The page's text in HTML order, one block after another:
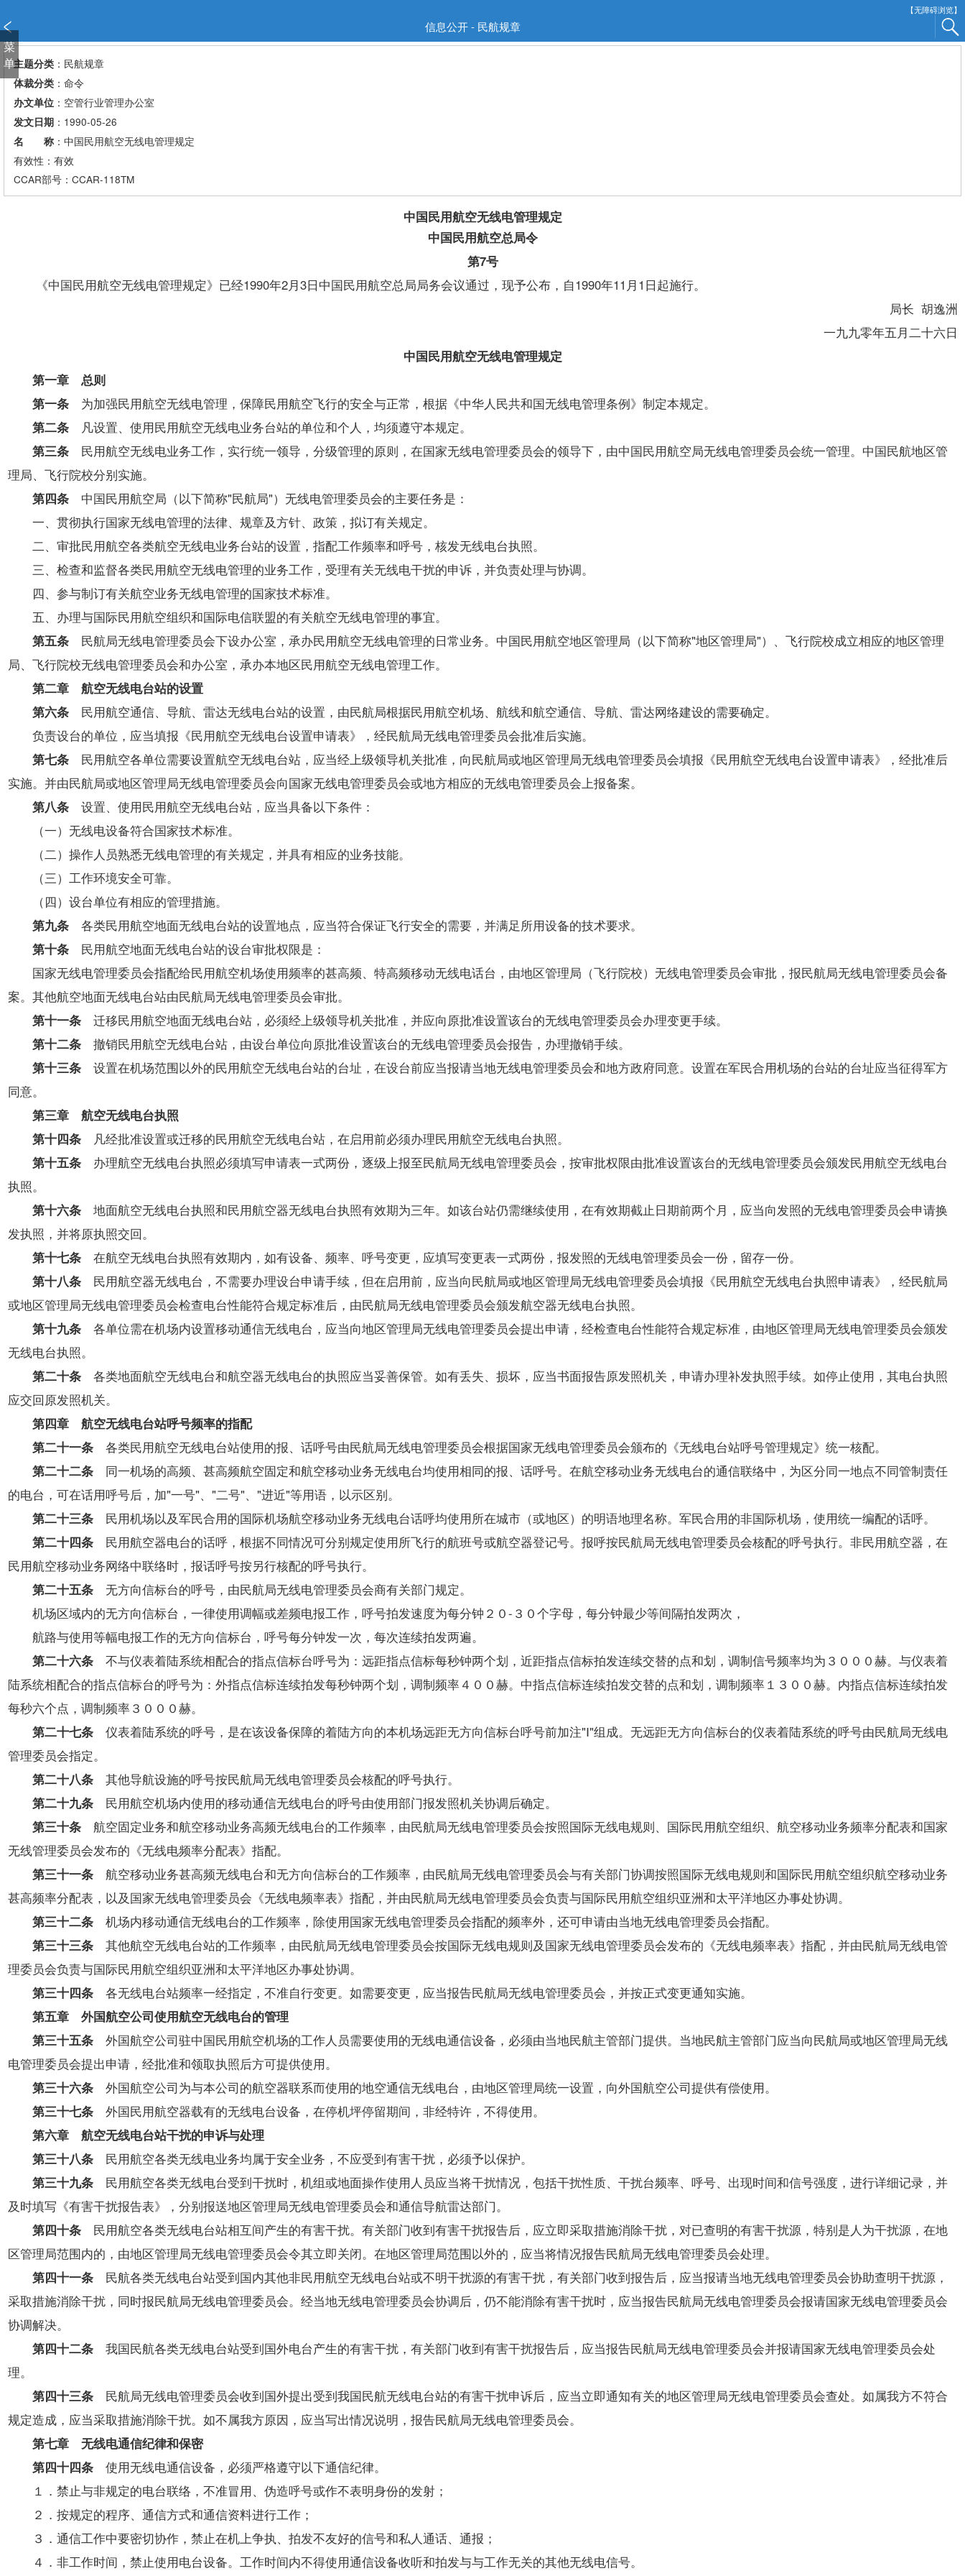
【无障碍浏览】
信息公开 - 民航规章
菜
单主题分类：民航规章
体裁分类：命令
办文单位：空管行业管理办公室
发文日期：1990-05-26
名 称：中国民用航空无线电管理规定
有效性：有效
CCAR部号：CCAR-118TM
中国民用航空无线电管理规定
中国民用航空总局令
第7号
《中国民用航空无线电管理规定》已经1990年2月3日中国民用航空总局局务会议通过，现予公布，自1990年11月1日起施行。
局长 胡逸洲
一九九零年五月二十六日
中国民用航空无线电管理规定
第一章 总则
第一条 为加强民用航空无线电管理，保障民用航空飞行的安全与正常，根据《中华人民共和国无线电管理条例》制定本规定。
第二条凡设置、使用民用航空无线电业务台站的单位和个人，均须遵守本规定。
第三条民用航空无线电业务工作，实行统一领导，分级管理的原则，在国家无线电管理委员会的领导下，由中国民用航空局无线电管理委员会统一管理。中国民航地区管
理局、飞行院校分别实施。
第四条中国民用航空局（以下简称"民航局"）无线电管理委员会的主要任务是：
一、贯彻执行国家无线电管理的法律、规章及方针、政策，拟订有关规定。
二、审批民用航空各类航空无线电业务台站的设置，指配工作频率和呼号，核发无线电台执照。
三、检查和监督各类民用航空无线电管理的业务工作，受理有关无线电干扰的申诉，并负责处理与协调。
四、参与制订有关航空业务无线电管理的国家技术标准。
五、办理与国际民用航空组织和国际电信联盟的有关航空无线电管理的事宜。
第五条民航局无线电管理委员会下设办公室，承办民用航空无线电管理的日常业务。中国民用航空地区管理局（以下简称"地区管理局"）、飞行院校成立相应的地区管理
局、飞行院校无线电管理委员会和办公室，承办本地区民用航空无线电管理工作。
第二章 航空无线电台站的设置
第六条民用航空通信、导航、雷达无线电台站的设置，由民航局根据民用航空机场、航线和航空通信、导航、雷达网络建设的需要确定。
负责设台的单位，应当填报《民用航空无线电台设置申请表》，经民航局无线电管理委员会批准后实施。
第七条民用航空各单位需要设置航空无线电台站，应当经上级领导机关批准，向民航局或地区管理局无线电管理委员会填报《民用航空无线电台设置申请表》，经批准后
实施。并由民航局或地区管理局无线电管理委员会向国家无线电管理委员会或地方相应的无线电管理委员会上报备案。
第八条设置、使用民用航空无线电台站，应当具备以下条件：
（一）无线电设备符合国家技术标准。
（二）操作人员熟悉无线电管理的有关规定，并具有相应的业务技能。
（三）工作环境安全可靠。
（四）设台单位有相应的管理措施。
第九条各类民用航空地面无线电台站的设置地点，应当符合保证飞行安全的需要，并满足所用设备的技术要求。
第十条民用航空地面无线电台站的设台审批权限是：
国家无线电管理委员会指配给民用航空机场使用频率的甚高频、特高频移动无线电话台，由地区管理局（飞行院校）无线电管理委员会审批，报民航局无线电管理委员会备
案。其他航空地面无线电台站由民航局无线电管理委员会审批。
第十一条迁移民用航空地面无线电台站，必须经上级领导机关批准，并应向原批准设置该台的无线电管理委员会办理变更手续。
第十二条撤销民用航空无线电台站，由设台单位向原批准设置该台的无线电管理委员会报告，办理撤销手续。
第十三条设置在机场范围以外的民用航空无线电台站的台址，在设台前应当报请当地无线电管理委员会和地方政府同意。设置在军民合用机场的台站的台址应当征得军方
同意。
第三章 航空无线电台执照
第十四条凡经批准设置或迁移的民用航空无线电台站，在启用前必须办理民用航空无线电台执照。
第十五条办理航空无线电台执照必须填写申请表一式两份，逐级上报至民航局无线电管理委员会，按审批权限由批准设置该台的无线电管理委员会颁发民用航空无线电台
执照。
第十六条地面航空无线电台执照和民用航空器无线电台执照有效期为三年。如该台站仍需继续使用，在有效期截止日期前两个月，应当向发照的无线电管理委员会申请换
发执照，并将原执照交回。
第十七条在航空无线电台执照有效期内，如有设备、频率、呼号变更，应填写变更表一式两份，报发照的无线电管理委员会一份，留存一份。
第十八条民用航空器无线电台，不需要办理设台申请手续，但在启用前，应当向民航局或地区管理局无线电管理委员会填报《民用航空无线电台执照申请表》，经民航局
或地区管理局无线电管理委员会检查电台性能符合规定标准后，由民航局无线电管理委员会颁发航空器无线电台执照。
第十九条各单位需在机场内设置移动通信无线电台，应当向地区管理局无线电管理委员会提出申请，经检查电台性能符合规定标准，由地区管理局无线电管理委员会颁发
无线电台执照。
第二十条各类地面航空无线电台和航空器无线电台的执照应当妥善保管。如有丢失、损坏，应当书面报告原发照机关，申请办理补发执照手续。如停止使用，其电台执照
应交回原发照机关。
第四章 航空无线电台站呼号频率的指配
第二十一条 各类民用航空无线电台站使用的报、话呼号由民航局无线电管理委员会根据国家无线电管理委员会颁布的《无线电台站呼号管理规定》统一核配。
第二十二条 同一机场的高频、甚高频航空固定和航空移动业务无线电台均使用相同的报、话呼号。在航空移动业务无线电台的通信联络中，为区分同一地点不同管制责任
的电台，可在话用呼号后，加"一号"、"二号"、"进近"等用语，以示区别。
第二十三条民用机场以及军民合用的国际机场航空移动业务无线电台话呼均使用所在城市（或地区）的明语地理名称。军民合用的非国际机场，使用统一编配的话呼。
第二十四条民用航空器电台的话呼，根据不同情况可分别规定使用所飞行的航班号或航空器登记号。报呼按民航局无线电管理委员会核配的呼号执行。非民用航空器，在
民用航空移动业务网络中联络时，报话呼号按另行核配的呼号执行。
第二十五条无方向信标台的呼号，由民航局无线电管理委员会商有关部门规定。
机场区域内的无方向信标台，一律使用调幅或差频电报工作，呼号拍发速度为每分钟２０-３０个字母，每分钟最少等间隔拍发两次，
航路与使用等幅电报工作的无方向信标台，呼号每分钟发一次，每次连续拍发两遍。
第二十六条不与仪表着陆系统相配合的指点信标台呼号为：远距指点信标每秒钟两个划，近距指点信标拍发连续交替的点和划，调制信号频率均为３０００赫。与仪表着
陆系统相配合的指点信标台的呼号为：外指点信标连续拍发每秒钟两个划，调制频率４００赫。中指点信标连续拍发交替的点和划，调制频率１３００赫。内指点信标连续拍发
每秒六个点，调制频率３０００赫。
第二十七条仪表着陆系统的呼号，是在该设备保障的着陆方向的本机场远距无方向信标台呼号前加注"Ⅰ"组成。无远距无方向信标台的仪表着陆系统的呼号由民航局无线电
管理委员会指定。
第二十八条其他导航设施的呼号按民航局无线电管理委员会核配的呼号执行。
第二十九条 民用航空机场内使用的移动通信无线电台的呼号由使用部门报发照机关协调后确定。
第三十条航空固定业务和航空移动业务高频无线电台的工作频率，由民航局无线电管理委员会按照国际无线电规则、国际民用航空组织、航空移动业务频率分配表和国家
无线管理委员会发布的《无线电频率分配表》指配。
第三十一条航空移动业务甚高频无线电台和无方向信标台的工作频率，由民航局无线电管理委员会与有关部门协调按照国际无线电规则和国际民用航空组织航空移动业务
甚高频率分配表，以及国家无线电管理委员会《无线电频率表》指配，并由民航局无线电管理委员会负责与国际民用航空组织亚洲和太平洋地区办事处协调。
第三十二条机场内移动通信无线电台的工作频率，除使用国家无线电管理委员会指配的频率外，还可申请由当地无线电管理委员会指配。
第三十三条其他航空无线电台站的工作频率，由民航局无线电管理委员会按国际无线电规则及国家无线电管理委员会发布的《无线电频率表》指配，并由民航局无线电管
理委员会负责与国际民用航空组织亚洲和太平洋地区办事处协调。
第三十四条各无线电台站频率一经指定，不准自行变更。如需要变更，应当报告民航局无线电管理委员会，并按正式变更通知实施。
第五章 外国航空公司使用航空无线电台的管理
第三十五条外国航空公司驻中国民用航空机场的工作人员需要使用的无线电通信设备，必须由当地民航主管部门提供。当地民航主管部门应当向民航局或地区管理局无线
电管理委员会提出申请，经批准和领取执照后方可提供使用。
第三十六条外国航空公司为与本公司的航空器联系而使用的地空通信无线电台，由地区管理局统一设置，向外国航空公司提供有偿使用。
第三十七条外国民用航空器载有的无线电台设备，在停机坪停留期间，非经特许，不得使用。
第六章 航空无线电台站干扰的申诉与处理
第三十八条民用航空各类无线电业务均属于安全业务，不应受到有害干扰，必须予以保护。
第三十九条 民用航空各类无线电台受到干扰时，机组或地面操作使用人员应当将干扰情况，包括干扰性质、干扰台频率、呼号、出现时间和信号强度，进行详细记录，并
及时填写《有害干扰报告表》，分别报送地区管理局无线电管理委员会和通信导航雷达部门。
第四十条民用航空各类无线电台站相互间产生的有害干扰。有关部门收到有害干扰报告后，应立即采取措施消除干扰，对已查明的有害干扰源，特别是人为干扰源，在地
区管理局范围内的，由地区管理局无线电管理委员会令其立即关闭。在地区管理局范围以外的，应当将情况报告民航局无线电管理委员会处理。
第四十一条民航各类无线电台站受到国内其他非民用航空无线电台站或不明干扰源的有害干扰，有关部门收到报告后，应当报请当地无线电管理委员会协助查明干扰源，
采取措施消除干扰，同时报民航局无线电管理委员会。经当地无线电管理委员会协调后，仍不能消除有害干扰时，应当报告民航局无线电管理委员会报请国家无线电管理委员会
协调解决。
第四十二条我国民航各类无线电台站受到国外电台产生的有害干扰，有关部门收到有害干扰报告后，应当报告民航局无线电管理委员会并报请国家无线电管理委员会处
理。
第四十三条 民航局无线电管理委员会收到国外提出受到我国民航无线电台站的有害干扰申诉后，应当立即通知有关的地区管理局无线电管理委员会查处。如属我方不符合
规定造成，应当采取措施消除干扰。如不属我方原因，应当写出情况说明，报告民航局无线电管理委员会。
第七章 无线电通信纪律和保密
第四十四条使用无线电通信设备，必须严格遵守以下通信纪律。
１．禁止与非规定的电台联络，不准冒用、伪造呼号或作不表明身份的发射；
２．按规定的程序、通信方式和通信资料进行工作；
３．通信工作中要密切协作，禁止在机上争执、拍发不友好的信号和私人通话、通报；
４．非工作时间，禁止使用电台设备。工作时间内不得使用通信设备收听和拍发与与工作无关的其他无线电信号。
窗
口
打
开